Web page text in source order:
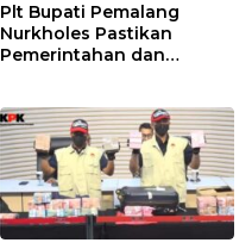
Plt Bupati Pemalang
Nurkholes Pastikan
Pemerintahan dan